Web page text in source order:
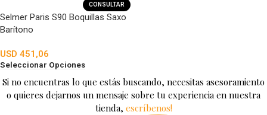
CONSULTAR
Selmer Paris S90 Boquillas Saxo
Barítono
USD 451,06
Seleccionar Opciones
Si no encuentras lo que estás buscando, necesitas asesoramiento
o quieres dejarnos un mensaje sobre tu experiencia en nuestra
tienda, escríbenos!